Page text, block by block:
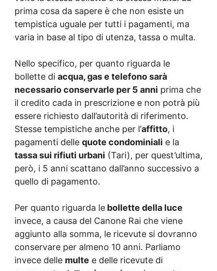
prima cosa da sapere è che non esiste un
tempistica uguale per tutti i pagamenti, ma
varia in base al tipo di utenza, tassa o multa.
Nello specifico, per quanto riguarda le
bollette di acqua, gas e telefono sarà
necessario conservarle per 5 anni prima che
il credito cada in prescrizione e non potrà più
essere richiesto dall’autorità di riferimento.
Stesse tempistiche anche per l’affitto, i
pagamenti delle quote condominiali e la
tassa sui rifiuti urbani (Tari), per quest’ultima,
però, i 5 anni scattano dall’anno successivo a
quello di pagamento.
Per quanto riguarda le bollette della luce
invece, a causa del Canone Rai che viene
aggiunto alla somma, le ricevute si dovranno
conservare per almeno 10 anni. Parliamo
invece delle multe e delle ricevute di